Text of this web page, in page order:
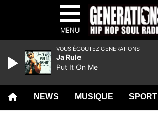
MENU
NEWS MUSIQUE SPORT
VOUS ÉCOUTEZ GENERATIONS
Ja Rule
Put It On Me